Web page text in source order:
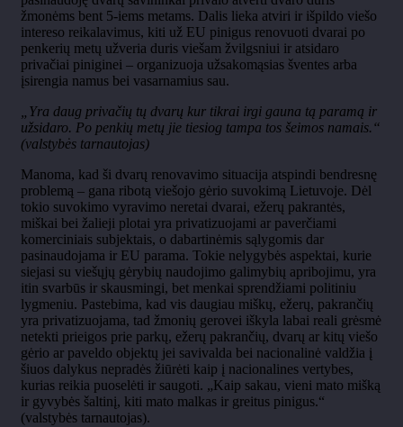
žmonėms bent 5-iems metams. Dalis lieka atviri ir išpildo viešo
intereso reikalavimus, kiti už EU pinigus renovuoti dvarai po
penkerių metų užveria duris viešam žvilgsniui ir atsidaro
privačiai piniginei – organizuoja užsakomąsias šventes arba
įsirengia namus bei vasarnamius sau.
„Yra daug privačių tų dvarų kur tikrai irgi gauna tą paramą ir
užsidaro. Po penkių metų jie tiesiog tampa tos šeimos namais.“
(valstybės tarnautojas)
Manoma, kad ši dvarų renovavimo situacija atspindi bendresnę
problemą – gana ribotą viešojo gėrio suvokimą Lietuvoje. Dėl
tokio suvokimo vyravimo neretai dvarai, ežerų pakrantės,
miškai bei žalieji plotai yra privatizuojami ar paverčiami
komerciniais subjektais, o dabartinėmis sąlygomis dar
pasinaudojama ir EU parama. Tokie nelygybės aspektai, kurie
siejasi su viešųjų gėrybių naudojimo galimybių apribojimu, yra
itin svarbūs ir skausmingi, bet menkai sprendžiami politiniu
lygmeniu. Pastebima, kad vis daugiau miškų, ežerų, pakrančių
yra privatizuojama, tad žmonių gerovei iškyla labai reali grėsmė
netekti prieigos prie parkų, ežerų pakrančių, dvarų ar kitų viešo
gėrio ar paveldo objektų jei savivalda bei nacionalinė valdžia į
šiuos dalykus nepradės žiūrėti kaip į nacionalines vertybes,
kurias reikia puoselėti ir saugoti. „Kaip sakau, vieni mato mišką
ir gyvybės šaltinį, kiti mato malkas ir greitus pinigus.“
(valstybės tarnautojas).